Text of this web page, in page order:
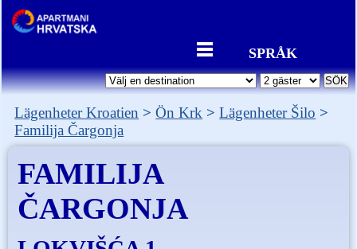
SPRÅK
Lägenheter Kroatien Ön Krk
Lägenheter Šilo
Familija Čargonja
FAMILIJA
ČARGONJA